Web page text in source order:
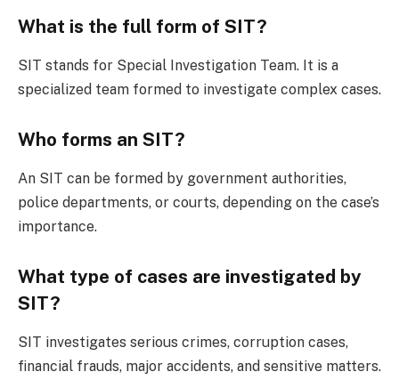
What is the full form of SIT?
SIT stands for Special Investigation Team. It is a
specialized team formed to investigate complex cases.
Who forms an SIT?
An SIT can be formed by government authorities,
police departments, or courts, depending on the case’s
importance.
What type of cases are investigated by
SIT?
SIT investigates serious crimes, corruption cases,
financial frauds, major accidents, and sensitive matters.